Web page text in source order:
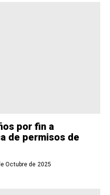
por fin a
de permisos de
Octubre de 2025